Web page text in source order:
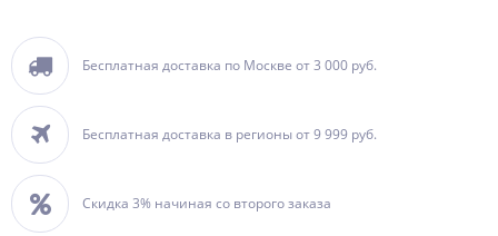
Бесплатная доставка по Москве от 3 000 руб.
Бесплатная доставка в регионы от 9 999 руб.
Скидка 3% начиная со второго заказа